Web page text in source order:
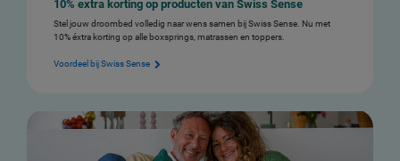
10% extra korting op producten van Swiss Sense
Stel jouw droombed volledig naar wens samen bij Swiss Sense. Nu met
10% éxtra korting op alle boxsprings, matrassen en toppers.
Voordeel bij Swiss Sense